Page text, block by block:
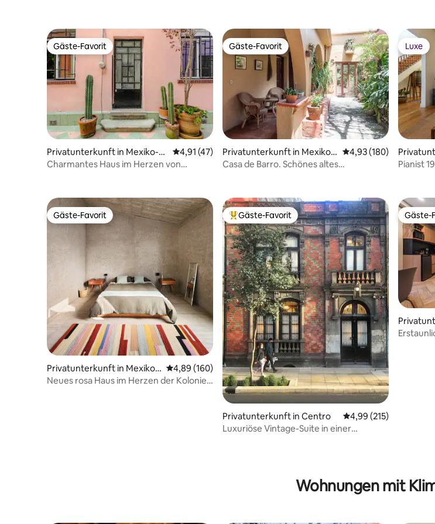
Gäste-Favorit
Gäste-Favorit
Privatunterkunft in Mexiko-St
adt
Durchschnittliche Bewertung: 4,91 von 5, 47 Bewertungen
4,91 (47)
Charmantes Haus im Herzen von
Gäste-Favorit
Gäste-Favorit
Privatunterkunft in Mexiko-
Stadt
Durchschnittliche
4,93 (180)
Casa de Barro. Schönes altes
Luxe
Luxe
Stadt
Pianist
Gäste-Favorit
Gäste-Favorit
Privatunterkunft in Mexiko-
Stadt
Durchschnittliche Bewertung: 4,89 von 5, 160 Bewertungen
4,89 (160)
Neues rosa Haus im Herzen der Kolonie
Beliebter Gäste-Favorit.
Gäste-Favorit
Privatunterkunft in Centro Durchschnittliche
4,99 (215)
Luxuriöse Vintage-Suite in einer
Gäste-
Gäste-
Stadt
Wohnungen mit